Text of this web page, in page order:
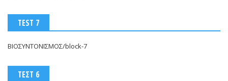
TEST 7
ΒΙΟΣΥΝΤΟΝΙΣΜΟΣ/block-7
ΤΕΣΤ 6